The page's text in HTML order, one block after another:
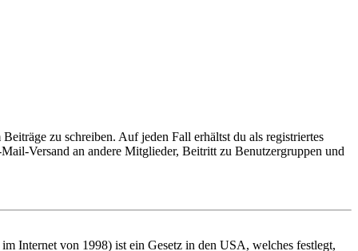
zu schreiben. Auf jeden Fall erhältst du als registriertes
Versand an andere Mitglieder, Beitritt zu Benutzergruppen und
Internet von 1998) ist ein Gesetz in den USA, welches festlegt,